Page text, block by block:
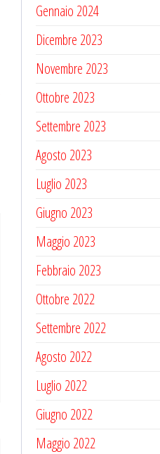
successivo
Gennaio 2024
Dicembre 2023
Novembre 2023
Ottobre 2023
Settembre 2023
Agosto 2023
Luglio 2023
Giugno 2023
Maggio 2023
Febbraio 2023
Ottobre 2022
Settembre 2022
Agosto 2022
Luglio 2022
Giugno 2022
Maggio 2022